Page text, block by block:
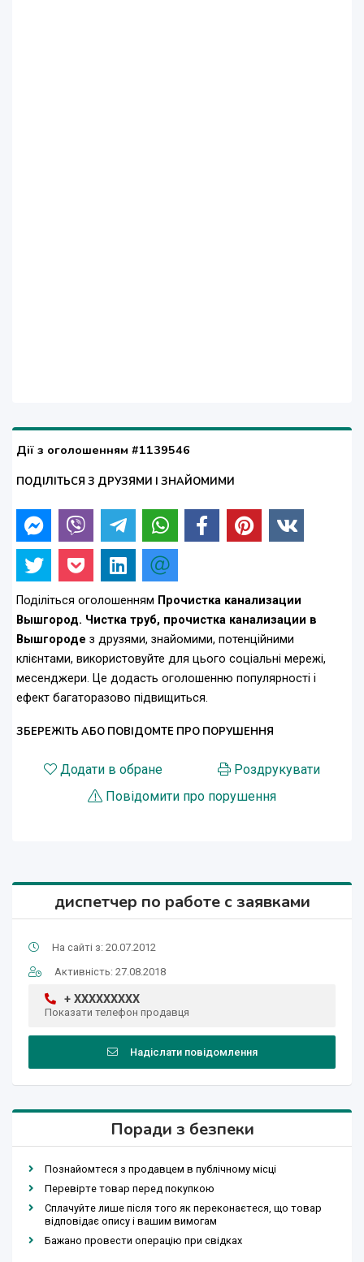
Дії з оголошенням #1139546
ПОДІЛІТЬСЯ З ДРУЗЯМИ І ЗНАЙОМИМИ
Поділіться оголошенням Прочистка канализации
Вышгород. Чистка труб, прочистка канализации в
Вышгороде з друзями, знайомими, потенційними
клієнтами, використовуйте для цього соціальні мережі,
месенджери. Це додасть оголошенню популярності і
ефект багаторазово підвищиться.
ЗБЕРЕЖІТЬ АБО ПОВІДОМТЕ ПРО ПОРУШЕННЯ
Додати в обране
Роздрукувати
Повідомити про порушення
диспетчер по работе с заявками
На сайті з: 20.07.2012
Активність: 27.08.2018
+ XXXXXXXXX
Показати телефон продавця
Надіслати повідомлення
Поради з безпеки
Познайомтеся з продавцем в публічному місці
Перевірте товар перед покупкою
Сплачуйте лише після того як переконаєтеся, що товар
відповідає опису і вашим вимогам
Бажано провести операцію при свідках